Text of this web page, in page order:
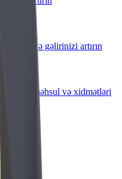
keçin
qoşun və gəlirinizi artırın
Bolt məhsul və xidmətləri